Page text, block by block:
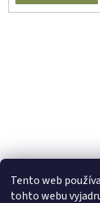
Tento web
tohto webu